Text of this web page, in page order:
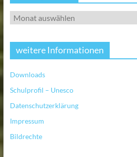
weitere Informationen
Downloads
Schulprofil – Unesco
Datenschutzerklärung
Impressum
Bildrechte